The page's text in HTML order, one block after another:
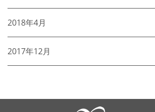
2018年4月
2017年12月